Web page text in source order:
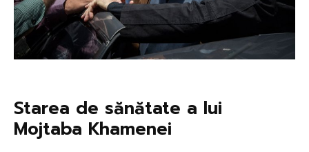
Starea de sănătate a lui
Mojtaba Khamenei